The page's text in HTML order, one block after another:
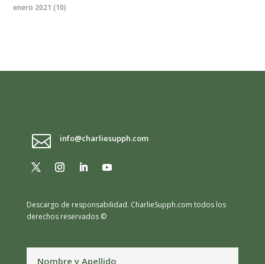
enero 2021 (10)
 info@charliesupph.com
Descargo de responsabilidad. CharlieSupph.com todos los
derechos reservados ©